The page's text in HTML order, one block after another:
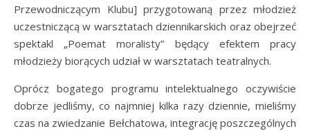
Przewodniczącym Klubu] przygotowaną przez młodzież
uczestniczącą w warsztatach dziennikarskich oraz obejrzeć
spektakl „Poemat moralisty” będący efektem pracy
młodzieży biorących udział w warsztatach teatralnych.
Oprócz bogatego programu intelektualnego oczywiście
dobrze jedliśmy, co najmniej kilka razy dziennie, mieliśmy
czas na zwiedzanie Bełchatowa, integrację poszczególnych